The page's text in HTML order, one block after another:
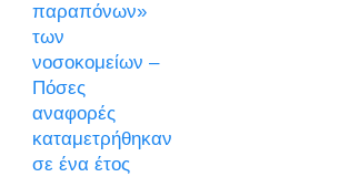
παραπόνων»
των
νοσοκομείων –
Πόσες
αναφορές
καταμετρήθηκαν
σε ένα έτος